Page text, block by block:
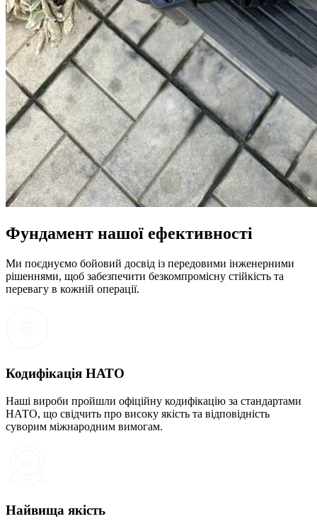
Фундамент нашої ефективності
Ми поєднуємо бойовий досвід із передовими інженерними
рішеннями, щоб забезпечити безкомпромісну стійкість та
перевагу в кожній операції.
Кодифікація НАТО
Наші вироби пройшли офіційну кодифікацію за стандартами
НАТО, що свідчить про високу якість та відповідність
суворим міжнародним вимогам.
Найвища якість